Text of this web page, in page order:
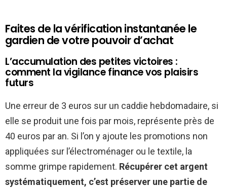
Faites de la vérification instantanée le
gardien de votre pouvoir d’achat
L’accumulation des petites victoires :
comment la vigilance finance vos plaisirs
futurs
Une erreur de 3 euros sur un caddie hebdomadaire, si
elle se produit une fois par mois, représente près de
40 euros par an. Si l’on y ajoute les promotions non
appliquées sur l’électroménager ou le textile, la
somme grimpe rapidement. Récupérer cet argent
systématiquement, c’est préserver une partie de